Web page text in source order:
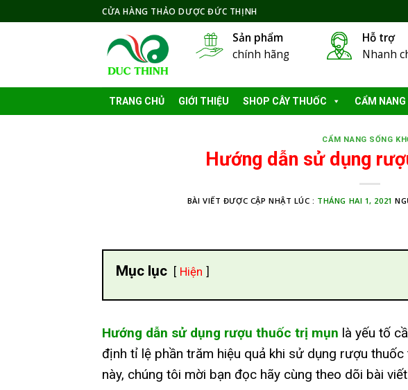
to
CỬA HÀNG THẢO DƯỢC ĐỨC THỊNH
Sản phẩm
chính hãng
Hỗ trợ
Nhanh
TRANG CHỦ GIỚI THIỆU SHOP CÂY THUỐC CẨM NANG
CẨM NANG SỐNG
Hướng dẫn sử dụng
BÀI VIẾT ĐƯỢC CẬP NHẬT LÚC : THÁNG HAI 1, 2021
Mục lục Hiện
Hướng dẫn sử dụng rượu thuốc trị mụn là yếu tố
định tỉ lệ phần trăm hiệu quả khi sử dụng rượu
này, chúng tôi mời bạn đọc hãy cùng theo dõi bài